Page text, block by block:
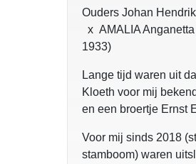
Ouders Johan
x AMALIA
1933)
Lange tijd waren uit
Kloeth voor mij
en een broertje Ernst
Voor mij sinds 2018
stamboom) waren